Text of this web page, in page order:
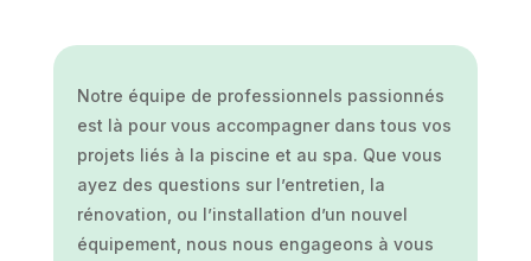
Notre équipe de professionnels passionnés
est là pour vous accompagner dans tous vos
projets liés à la piscine et au spa. Que vous
ayez des questions sur l’entretien, la
rénovation, ou l’installation d’un nouvel
équipement, nous nous engageons à vous